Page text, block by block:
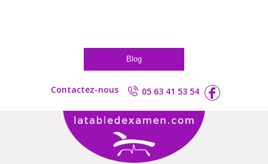
Blog
Contactez-nous 05 63 41 53 54